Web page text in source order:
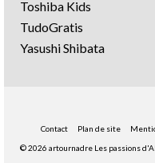
Toshiba Kids
TudoGratis
Yasushi Shibata
Contact Plan de site
© 2026 artournadre Les passions